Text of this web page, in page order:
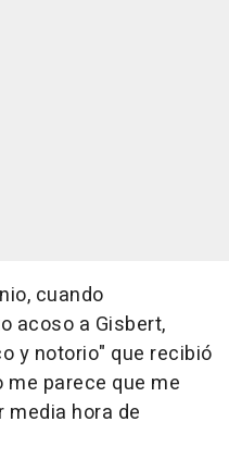
cuando
acoso a Gisbert,
y notorio" que recibió
me parece que me
media hora de